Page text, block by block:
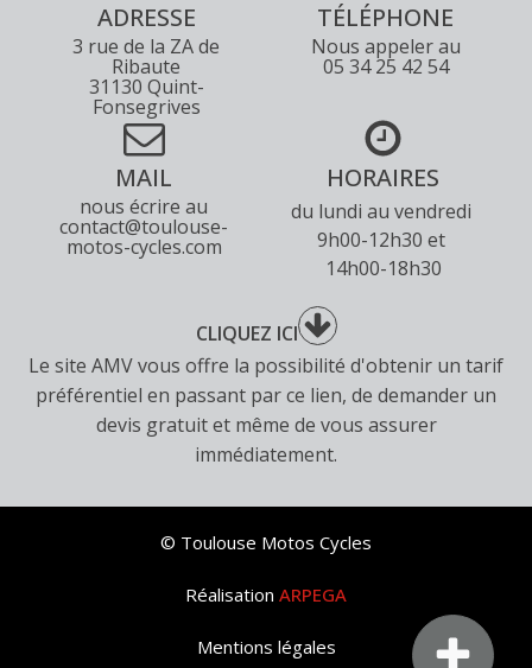
ADRESSE
3 rue de la ZA de
Ribaute
31130 Quint-
Fonsegrives
TÉLÉPHONE
Nous appeler au
05 34 25 42 54
MAIL
nous écrire au
contact@toulouse-
motos-cycles.com
HORAIRES
du lundi au vendredi
9h00-12h30 et
14h00-18h30
CLIQUEZ ICI
Le site AMV vous offre la possibilité d'obtenir un tarif
préférentiel en passant par ce lien, de demander un
devis gratuit et même de vous assurer
immédiatement.
© Toulouse Motos Cycles
Réalisation ARPEGA
Mentions légales